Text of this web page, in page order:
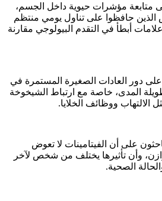
متابعة مؤشرات حيوية داخل الجسم،
حافظوا على تناول يومي منتظم
أبطأ في التقدم البيولوجي مقارنة
على دور العادات الصغيرة المستمرة في
المدى، خاصة مع ارتباط الشيخوخة
الالتهاب ووظائف الخلايا.
على أن الفيتامينات لا تعوض
وأن تأثيرها يختلف من شخص لآخر
الصحية.